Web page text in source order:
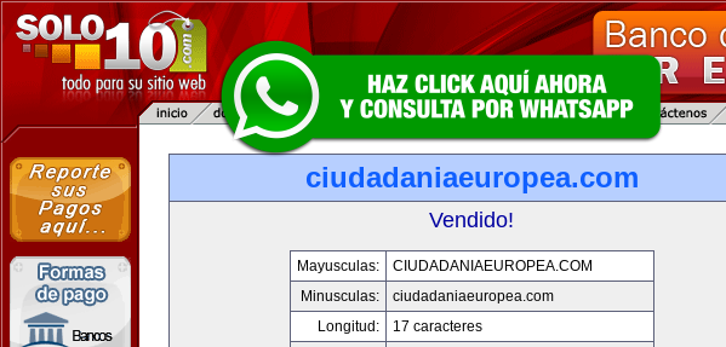
ciudadaniaeuropea.com
Vendido!
Mayusculas:
CIUDADANIAEUROPEA.COM
Minusculas:
ciudadaniaeuropea.com
Longitud:
17 caracteres